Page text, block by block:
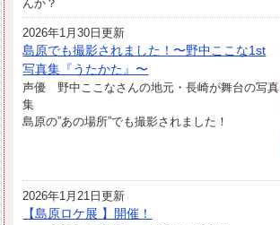
んか？
2026年1月30日更新
島原でも撮影されました！〜野中ここな1st
写真集『うたかた』〜
声優 野中ここなさんの地元・長崎が舞台の写真
集
島原の”あの場所”でも撮影されました！
2026年1月21日更新
【島原ロケ展 】開催！